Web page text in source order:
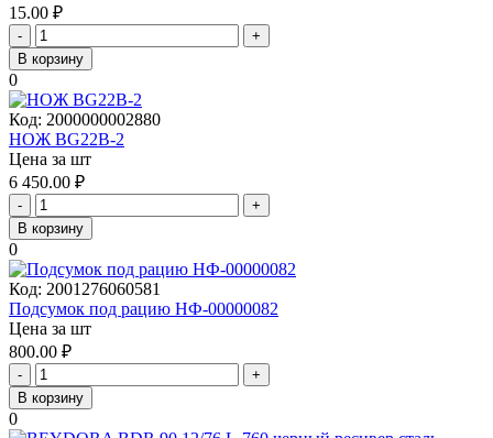
15.00 ₽
-
+
В корзину
0
Код: 2000000002880
НОЖ BG22B-2
Цена за шт
6 450.00 ₽
-
+
В корзину
0
Код: 2001276060581
Подсумок под рацию НФ-00000082
Цена за шт
800.00 ₽
-
+
В корзину
0